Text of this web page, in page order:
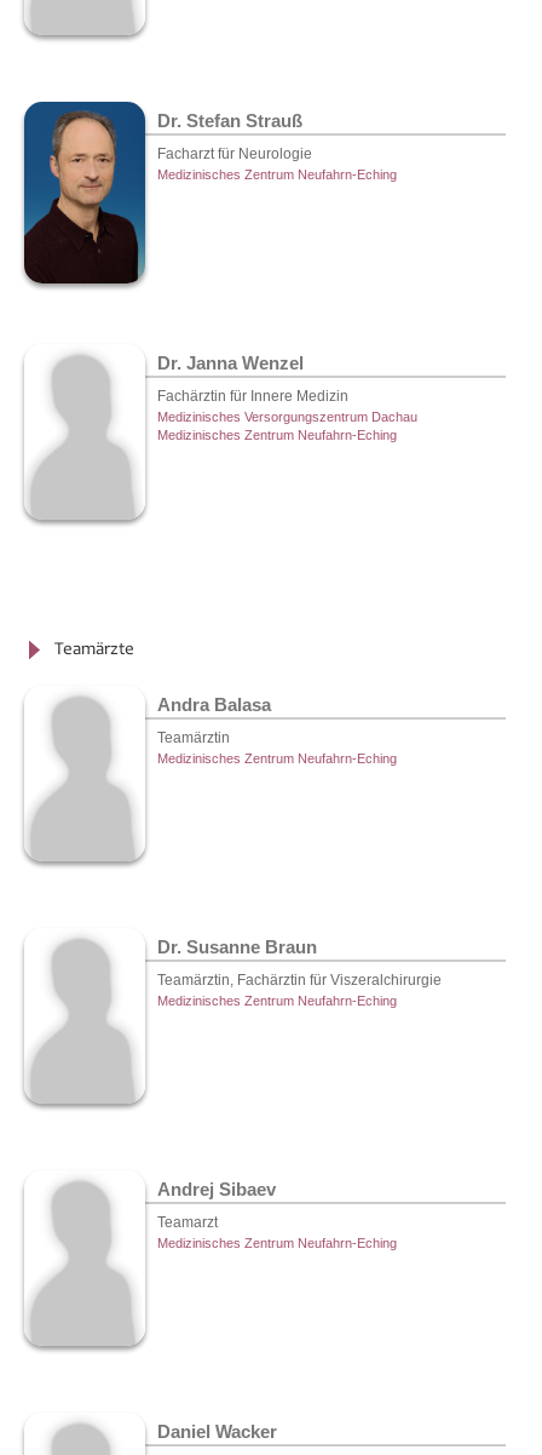
Dr. Stefan Strauß
Facharzt für Neurologie
Medizinisches Zentrum Neufahrn-Eching
Dr. Janna Wenzel
Fachärztin für Innere Medizin
Medizinisches Versorgungszentrum Dachau
Medizinisches Zentrum Neufahrn-Eching
Teamärzte
Andra Balasa
Teamärztin
Medizinisches Zentrum Neufahrn-Eching
Dr. Susanne Braun
Teamärztin, Fachärztin für Viszeralchirurgie
Medizinisches Zentrum Neufahrn-Eching
Andrej Sibaev
Teamarzt
Medizinisches Zentrum Neufahrn-Eching
Daniel Wacker